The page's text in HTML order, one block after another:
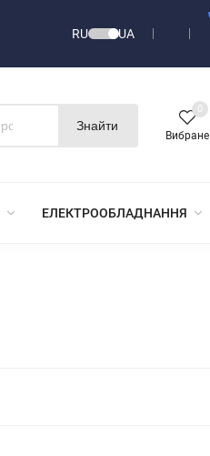
RU UA
Знайти
Вибране
0
ЕЛЕКТРООБЛАДНАННЯ